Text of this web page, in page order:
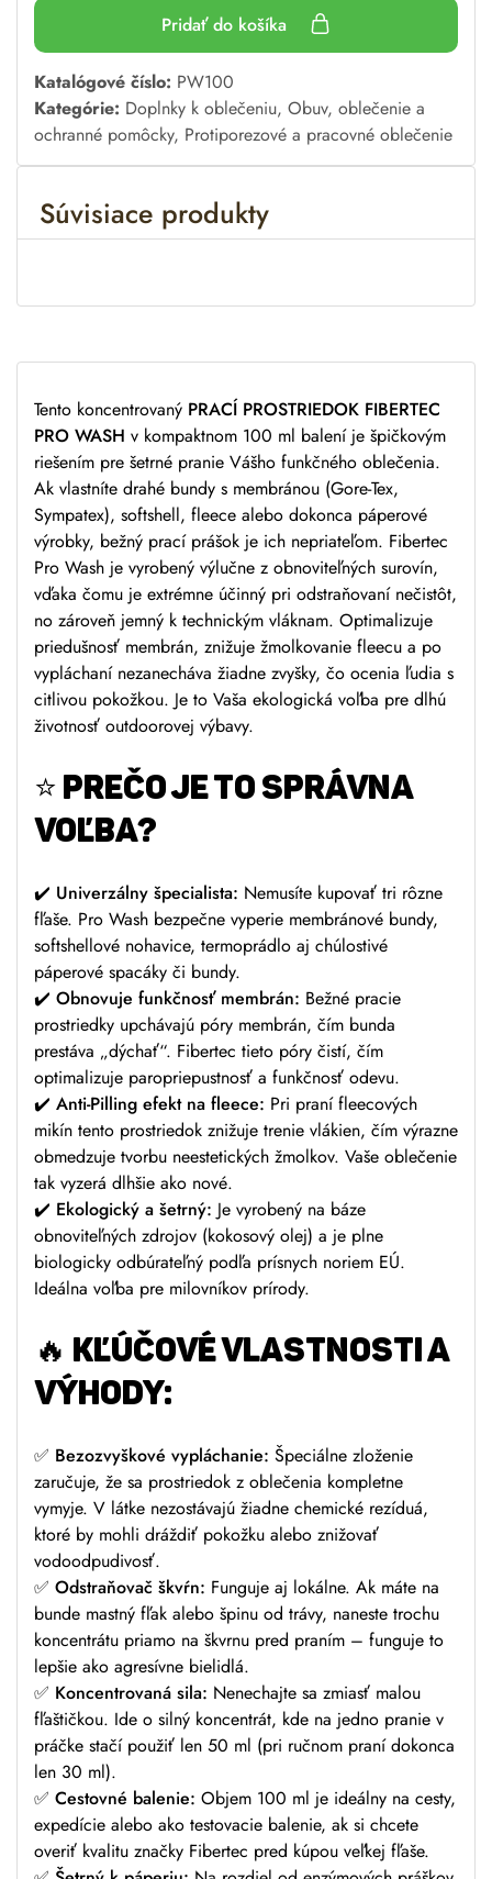
Pridať do košíka
A
l
t
e
n
a
Katalógové číslo: PW100
Kategórie: Doplnky k oblečeniu, Obuv, oblečenie a
ochranné pomôcky, Protiporezové a pracovné oblečenie
Súvisiace produkty
Tento koncentrovaný PRACÍ PROSTRIEDOK FIBERTEC
PRO WASH v kompaktnom 100 ml balení je špičkovým
riešením pre šetrné pranie Vášho funkčného oblečenia.
Ak vlastníte drahé bundy s membránou (Gore-Tex,
Sympatex), softshell, fleece alebo dokonca páperové
výrobky, bežný prací prášok je ich nepriateľom. Fibertec
Pro Wash je vyrobený výlučne z obnoviteľných surovín,
vďaka čomu je extrémne účinný pri odstraňovaní nečistôt,
no zároveň jemný k technickým vláknam. Optimalizuje
priedušnosť membrán, znižuje žmolkovanie fleecu a po
vypláchaní nezanecháva žiadne zvyšky, čo ocenia ľudia s
citlivou pokožkou. Je to Vaša ekologická voľba pre dlhú
životnosť outdoorovej výbavy.
⭐PREČO JE TO SPRÁVNA
VOĽBA?
✔️ Univerzálny špecialista: Nemusíte kupovať tri rôzne
fľaše. Pro Wash bezpečne vyperie membránové bundy,
softshellové nohavice, termoprádlo aj chúlostivé
páperové spacáky či bundy.
✔️ Obnovuje funkčnosť membrán: Bežné pracie
prostriedky upchávajú póry membrán, čím bunda
prestáva „dýchať“. Fibertec tieto póry čistí, čím
optimalizuje paropriepustnosť a funkčnosť odevu.
✔️ Anti-Pilling efekt na fleece: Pri praní fleecových
mikín tento prostriedok znižuje trenie vlákien, čím výrazne
obmedzuje tvorbu neestetických žmolkov. Vaše oblečenie
tak vyzerá dlhšie ako nové.
✔️ Ekologický a šetrný: Je vyrobený na báze
obnoviteľných zdrojov (kokosový olej) a je plne
biologicky odbúrateľný podľa prísnych noriem EÚ.
Ideálna voľba pre milovníkov prírody.
🔥 KĽÚČOVÉ VLASTNOSTI A
VÝHODY:
✅ Bezozvyškové vypláchanie: Špeciálne zloženie
zaručuje, že sa prostriedok z oblečenia kompletne
vymyje. V látke nezostávajú žiadne chemické rezíduá,
ktoré by mohli dráždiť pokožku alebo znižovať
vodoodpudivosť.
✅ Odstraňovač škvŕn: Funguje aj lokálne. Ak máte na
bunde mastný fľak alebo špinu od trávy, naneste trochu
koncentrátu priamo na škvrnu pred praním – funguje to
lepšie ako agresívne bielidlá.
✅ Koncentrovaná sila: Nenechajte sa zmiasť malou
fľaštičkou. Ide o silný koncentrát, kde na jedno pranie v
práčke stačí použiť len 50 ml (pri ručnom praní dokonca
len 30 ml).
✅ Cestovné balenie: Objem 100 ml je ideálny na cesty,
expedície alebo ako testovacie balenie, ak si chcete
overiť kvalitu značky Fibertec pred kúpou veľkej fľaše.